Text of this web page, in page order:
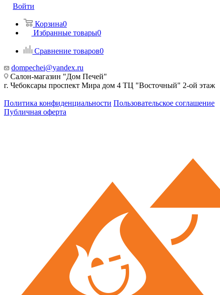
Войти
Корзина0
Избранные товары0
Сравнение товаров0
dompechei@yandex.ru
Салон-магазин "Дом Печей"
г. Чебоксары проспект Мира дом 4 ТЦ "Восточный" 2-ой этаж
Политика конфиденциальности Пользовательское соглашение
Публичная оферта